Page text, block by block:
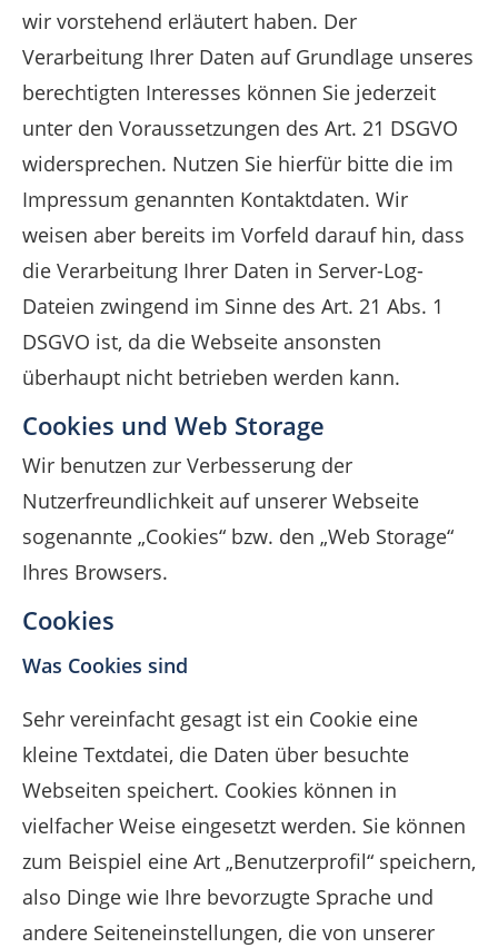
wir vorstehend erläutert haben. Der
Verarbeitung Ihrer Daten auf Grundlage unseres
berechtigten Interesses können Sie jederzeit
unter den Voraussetzungen des Art. 21 DSGVO
widersprechen. Nutzen Sie hierfür bitte die im
Impressum genannten Kontaktdaten. Wir
weisen aber bereits im Vorfeld darauf hin, dass
die Verarbeitung Ihrer Daten in Server-Log-
Dateien zwingend im Sinne des Art. 21 Abs. 1
DSGVO ist, da die Webseite ansonsten
überhaupt nicht betrieben werden kann.
Cookies und Web Storage
Wir benutzen zur Verbesserung der
Nutzerfreundlichkeit auf unserer Webseite
sogenannte „Cookies“ bzw. den „Web Storage“
Ihres Browsers.
Cookies
Was Cookies sind
Sehr vereinfacht gesagt ist ein Cookie eine
kleine Textdatei, die Daten über besuchte
Webseiten speichert. Cookies können in
vielfacher Weise eingesetzt werden. Sie können
zum Beispiel eine Art „Benutzerprofil“ speichern,
also Dinge wie Ihre bevorzugte Sprache und
andere Seiteneinstellungen, die von unserer